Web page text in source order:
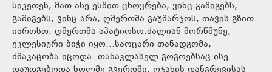
სიკეთეს, მათ ასე ესმით ცხოვრება, ვინც გამიგებს,
გამიგებს, ვინც არა, ღმერთმა გაუმარჯოს, თავის გზით
იაროსო. ღმერთმა აპატიოსო.ძალიან მორწმუნე,
ეკლესიური ბიჭი იყო…საოცარი თანადგომა,
ძმაკაცობა იცოდა. თანაკლასელ გოგოებსაც ისე